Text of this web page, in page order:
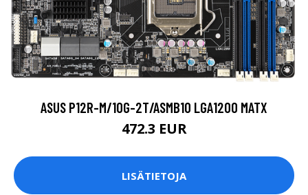
ASUS P12R-M/10G-2T/ASMB10 LGA1200 MATX
472.3 EUR
LISÄTIETOJA